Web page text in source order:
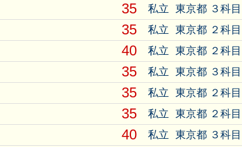
35 私立 東京都 ３科目
35 私立 東京都 ２科目
40 私立 東京都 ２科目
35 私立 東京都 ３科目
35 私立 東京都 ２科目
35 私立 東京都 ２科目
40 私立 東京都 ３科目